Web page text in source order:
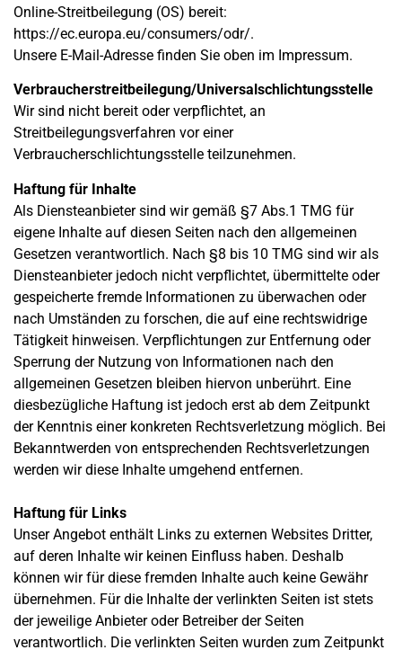
Online-Streitbeilegung (OS) bereit:
https://ec.europa.eu/consumers/odr/.
Unsere E-Mail-Adresse finden Sie oben im Impressum.
Verbraucher­streit­beilegung/Universal­schlichtungs­stelle
Wir sind nicht bereit oder verpflichtet, an
Streitbeilegungsverfahren vor einer
Verbraucherschlichtungsstelle teilzunehmen.
Haftung für Inhalte
Als Diensteanbieter sind wir gemäß §7 Abs.1 TMG für
eigene Inhalte auf diesen Seiten nach den allgemeinen
Gesetzen verantwortlich. Nach §8 bis 10 TMG sind wir als
Diensteanbieter jedoch nicht verpflichtet, übermittelte oder
gespeicherte fremde Informationen zu überwachen oder
nach Umständen zu forschen, die auf eine rechtswidrige
Tätigkeit hinweisen. Verpflichtungen zur Entfernung oder
Sperrung der Nutzung von Informationen nach den
allgemeinen Gesetzen bleiben hiervon unberührt. Eine
diesbezügliche Haftung ist jedoch erst ab dem Zeitpunkt
der Kenntnis einer konkreten Rechtsverletzung möglich. Bei
Bekanntwerden von entsprechenden Rechtsverletzungen
werden wir diese Inhalte umgehend entfernen.
Haftung für Links
Unser Angebot enthält Links zu externen Websites Dritter,
auf deren Inhalte wir keinen Einfluss haben. Deshalb
können wir für diese fremden Inhalte auch keine Gewähr
übernehmen. Für die Inhalte der verlinkten Seiten ist stets
der jeweilige Anbieter oder Betreiber der Seiten
verantwortlich. Die verlinkten Seiten wurden zum Zeitpunkt